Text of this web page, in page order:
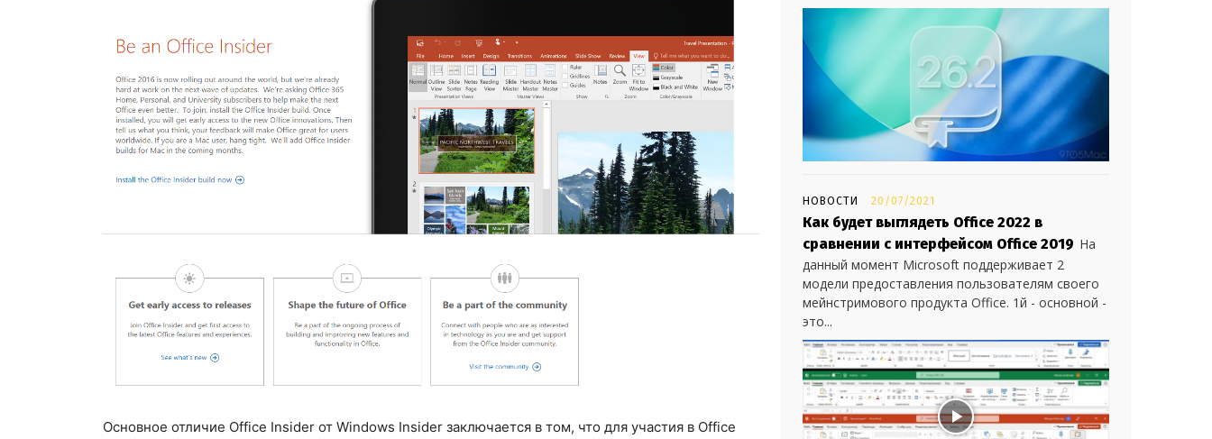
Основное отличие Office Insider от Windows Insider заключается в том, что для участия в Office
НОВОСТИ 20/07/2021
Как будет выглядеть Office 2022 в
сравнении с интерфейсом Office 2019 На
данный момент Microsoft поддерживает 2
модели предоставления пользователям своего
мейнстримового продукта Office. 1й - основной -
это...